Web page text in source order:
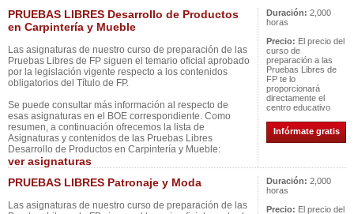
PRUEBAS LIBRES Desarrollo de Productos
en Carpintería y Mueble
Las asignaturas de nuestro curso de preparación de las
Pruebas Libres de FP siguen el temario oficial aprobado
por la legislación vigente respecto a los contenidos
obligatorios del Título de FP.
Se puede consultar más información al respecto de
esas asignaturas en el BOE correspondiente. Como
resumen, a continuación ofrecemos la lista de
Asignaturas y contenidos de las Pruebas Libres
Desarrollo de Productos en Carpintería y Mueble:
ver asignaturas
Duración: 2,000
horas
Precio: El precio del
curso de
preparación a las
Pruebas Libres de
FP te lo
proporcionará
directamente el
centro educativo
Infórmate gratis
PRUEBAS LIBRES Patronaje y Moda
Las asignaturas de nuestro curso de preparación de las
Duración: 2,000
horas
Precio: El precio del